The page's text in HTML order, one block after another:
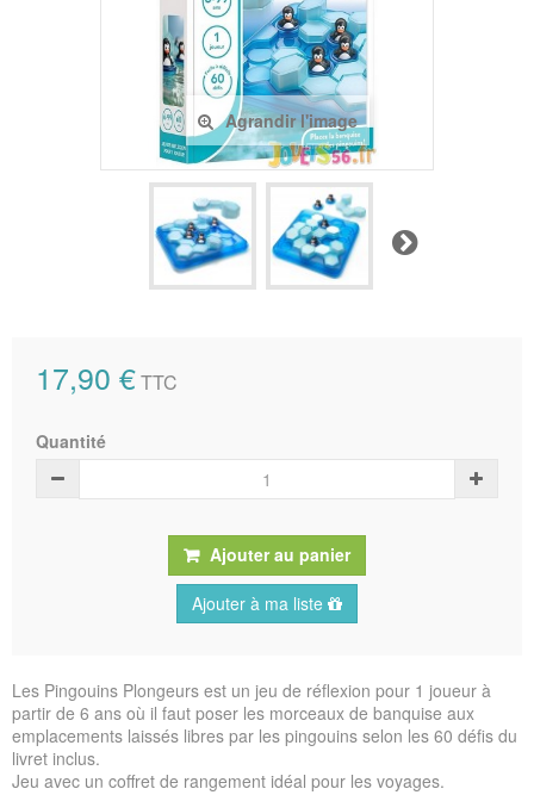
Agrandir l'image
Suivant
17,90 €TTC
Quantité
Ajouter au panier
Ajouter à ma liste
Les Pingouins Plongeurs est un jeu de réflexion pour 1 joueur à
partir de 6 ans où il faut poser les morceaux de banquise aux
emplacements laissés libres par les pingouins selon les 60 défis du
livret inclus.
Jeu avec un coffret de rangement idéal pour les voyages.